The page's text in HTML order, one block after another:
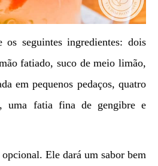
os seguintes ingredientes: dois
fatiado, suco de meio limão,
em pequenos pedaços, quatro
uma fatia fina de gengibre e
Ele dará um sabor bem